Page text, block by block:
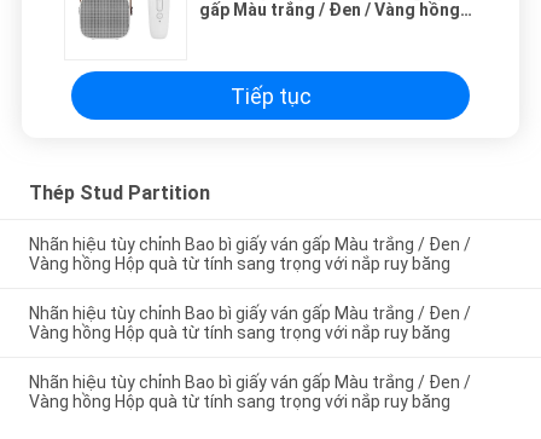
gấp Màu trắng / Đen / Vàng hồng
Tiếp tục
Thép Stud Partition
Nhãn hiệu tùy chỉnh Bao bì giấy ván gấp Màu trắng / Đen /
Vàng hồng Hộp quà từ tính sang trọng với nắp ruy băng
Nhãn hiệu tùy chỉnh Bao bì giấy ván gấp Màu trắng / Đen /
Vàng hồng Hộp quà từ tính sang trọng với nắp ruy băng
Nhãn hiệu tùy chỉnh Bao bì giấy ván gấp Màu trắng / Đen /
Vàng hồng Hộp quà từ tính sang trọng với nắp ruy băng